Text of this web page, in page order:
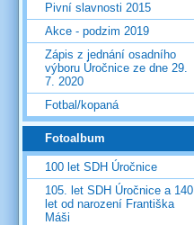
Pivní slavnosti 2015
Akce - podzim 2019
Zápis z jednání osadního
výboru Úročnice ze dne 29.
7. 2020
Fotbal/kopaná
Fotoalbum
100 let SDH Úročnice
105. let SDH Úročnice a 140.
let od narození Františka
Máši